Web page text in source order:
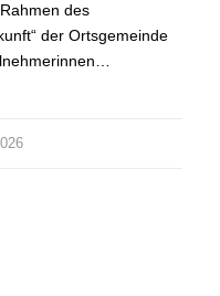
des
der Ortsgemeinde